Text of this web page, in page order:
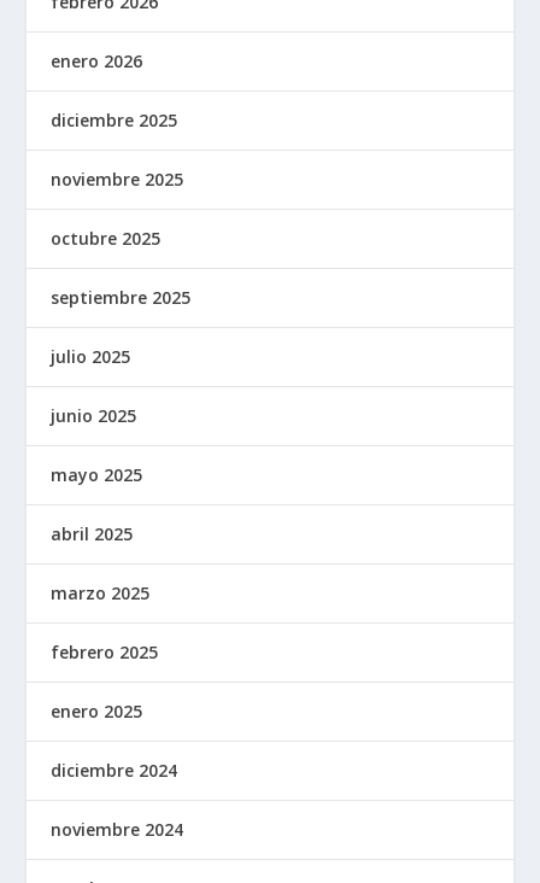
enero 2026
diciembre 2025
noviembre 2025
octubre 2025
septiembre 2025
julio 2025
junio 2025
mayo 2025
abril 2025
marzo 2025
febrero 2025
enero 2025
diciembre 2024
noviembre 2024